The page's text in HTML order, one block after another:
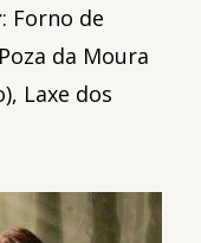
: Forno de
da Moura
Laxe dos